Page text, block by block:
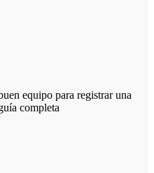
equipo para registrar una
completa